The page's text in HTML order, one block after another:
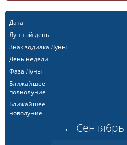
Дата
Лунный день
Знак зодиака Луны
День недели
Фаза Луны
Ближайшее
полнолуние
Ближайшее
новолуние
← Сентябрь